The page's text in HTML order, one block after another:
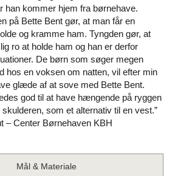
han kommer hjem fra børnehave.
på Bette Bent gør, at man får en
og kramme ham. Tyngden gør, at
ro at holde ham og han er derfor
De børn som søger megen
hos en voksen om natten, vil efter min
glæde af at sove med Bette Bent.
god til at have hængende på ryggen
som et alternativ til en vest.”
– Center Børnehaven KBH
Mål & Materiale